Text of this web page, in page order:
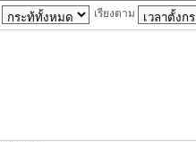
เรียงตาม